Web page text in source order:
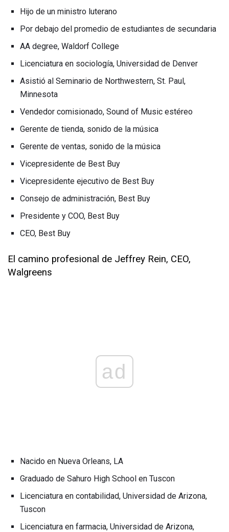
Hijo de un ministro luterano
Por debajo del promedio de estudiantes de secundaria
AA degree, Waldorf College
Licenciatura en sociología, Universidad de Denver
Asistió al Seminario de Northwestern, St. Paul,
Minnesota
Vendedor comisionado, Sound of Music estéreo
Gerente de tienda, sonido de la música
Gerente de ventas, sonido de la música
Vicepresidente de Best Buy
Vicepresidente ejecutivo de Best Buy
Consejo de administración, Best Buy
Presidente y COO, Best Buy
CEO, Best Buy
El camino profesional de Jeffrey Rein, CEO,
Walgreens
ad
Nacido en Nueva Orleans, LA
Graduado de Sahuro High School en Tuscon
Licenciatura en contabilidad, Universidad de Arizona,
Tuscon
Licenciatura en farmacia, Universidad de Arizona,